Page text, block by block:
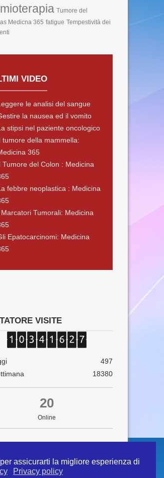
assicurarti la migliore esperienza di
Privacy policy
Tumore del
Medicna 365 fatigue Tempestività dei
VIDEO
le analisi del sangue
la nausea ed il vomito
stipsi nel paziente oncologico
tumore della mammella:
365
Tumore del Colon : Medicina
febbre neoplastica : Medicina
Marcatori Tumorali: Medicina
Epatocarcinomi: Medicina
VISITE
497
18380
20
Online